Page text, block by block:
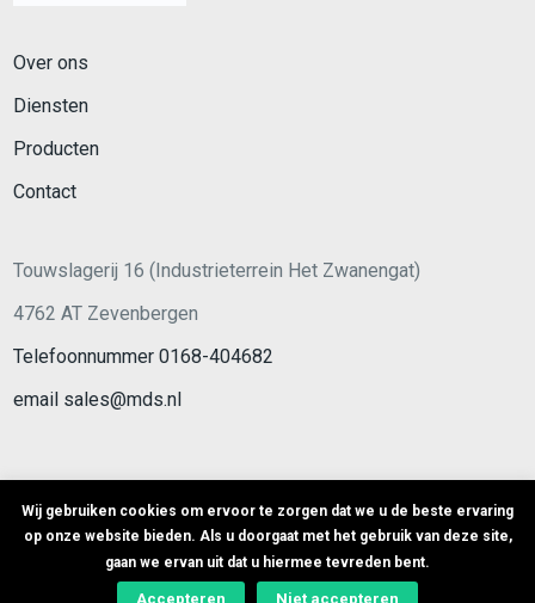
Over ons
Diensten
Producten
Contact
Touwslagerij 16 (Industrieterrein Het Zwanengat)
4762 AT Zevenbergen
Telefoonnummer 0168-404682
email sales@mds.nl
© Copyright MDS - Sitemap - Ontwikkeld door
Group B.V.
Wij gebruiken cookies om ervoor te zorgen dat we u de beste ervaring
op onze website bieden. Als u doorgaat met het gebruik van deze site,
gaan we ervan uit dat u hiermee tevreden bent.
Accepteren Niet accepteren